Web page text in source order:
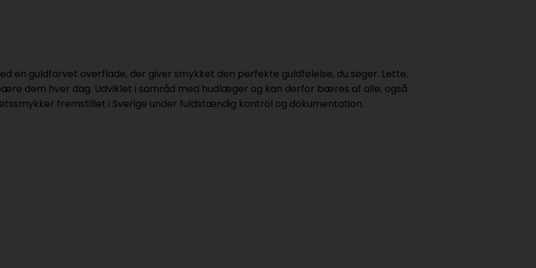
en guldfarvet overflade, der giver smykket den perfekte guldfølelse, du søger. Lette,
dem hver dag. Udviklet i samråd med hudlæger og kan derfor bæres af alle, også
fremstillet i Sverige under fuldstændig kontrol og dokumentation.